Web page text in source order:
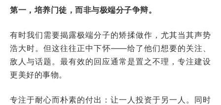
第一，培养门徒，而非与极端分子争辩。
有时我们需要揭露极端分子的矫揉做作，尤其当其声势
浩大时。但这往往正中下怀——给了他们想要的关注、
敌人与话题。最有效的回应通常是置之不理，专注建设
更美好的事物。
专注于耐心而朴素的付出：让一人投资于另一人。同时